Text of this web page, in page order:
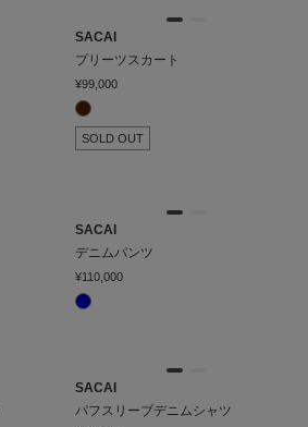
SACAI
プリーツスカート
¥99,000
SOLD OUT
SACAI
デニムパンツ
¥110,000
SACAI
パフスリーブデニムシャツ